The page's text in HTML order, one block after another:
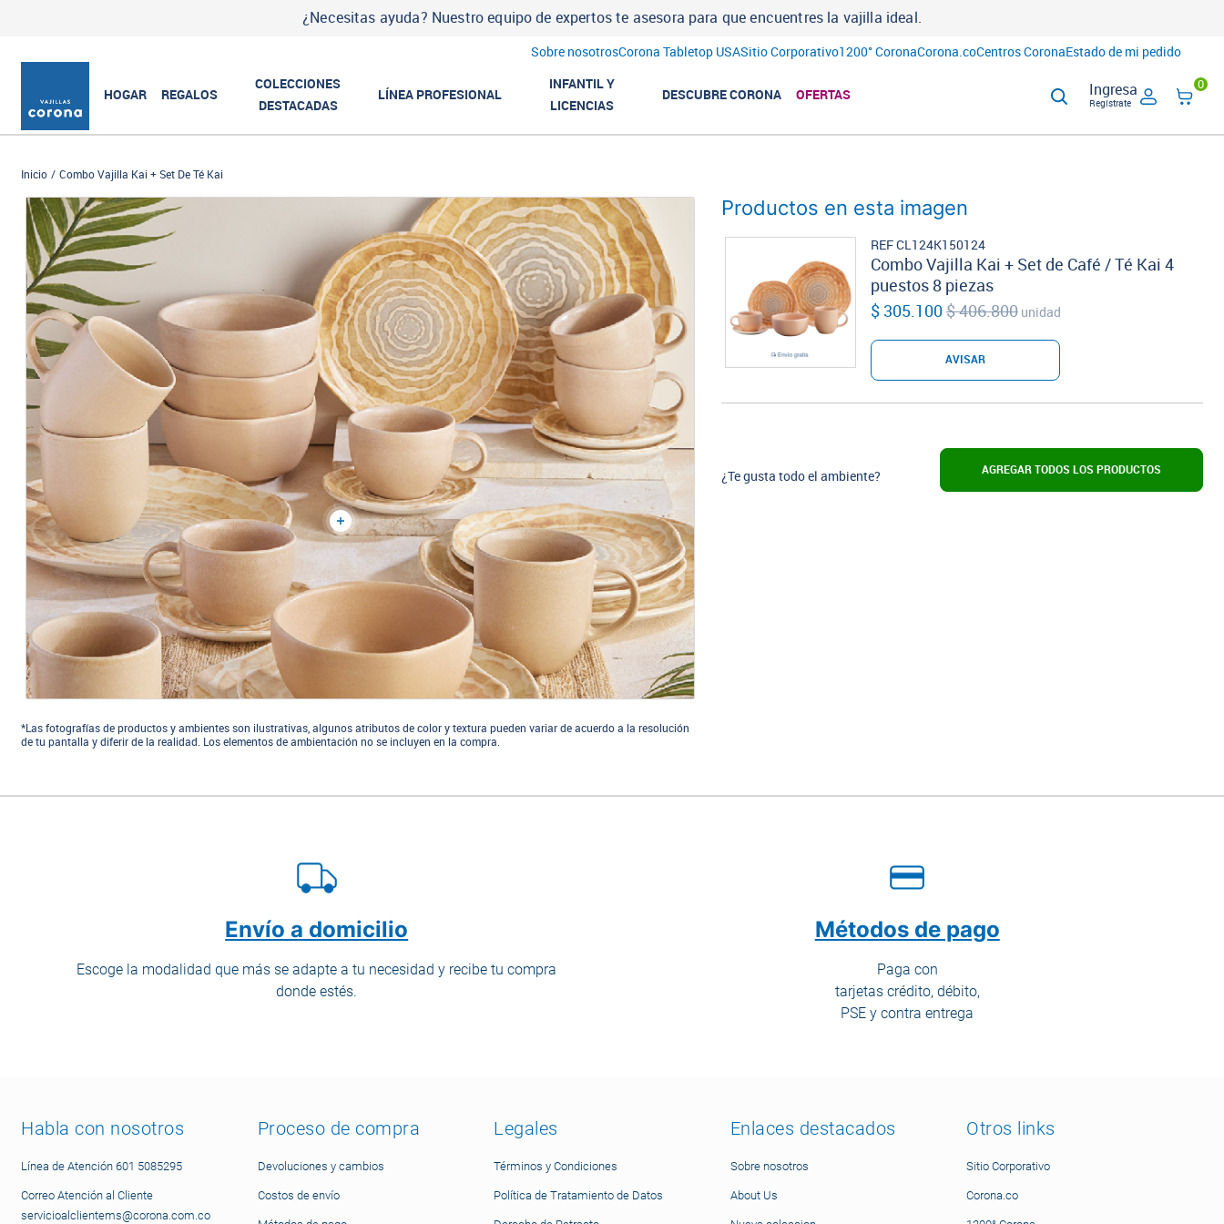
¿Necesitas ayuda? Nuestro equipo de expertos te asesora para que encuentres la vajilla ideal.
Sobre nosotrosCorona Tabletop USASitio Corporativo1200° CoronaCorona.coCentros CoronaEstado de mi pedido
HOGAR REGALOS
COLECCIONES
DESTACADAS
LÍNEA PROFESIONAL
INFANTIL Y
LICENCIAS
DESCUBRE CORONA OFERTAS Ingresa
Regístrate
0
Inicio Combo Vajilla Kai + Set De Té Kai
*Las fotografías de productos y ambientes son ilustrativas, algunos atributos de color y textura pueden variar de acuerdo a la resolución
de tu pantalla y diferir de la realidad. Los elementos de ambientación no se incluyen en la compra.
Productos en esta imagen
REF CL124K150124
Combo Vajilla Kai + Set de Café / Té Kai 4
puestos 8 piezas
$ 305.100$ 406.800unidad
AVISAR
¿Te gusta todo el ambiente? AGREGAR TODOS LOS PRODUCTOS
Envío a domicilio
Escoge la modalidad que más se adapte a tu necesidad y recibe tu compra
donde estés.
Métodos de pago
Paga con
tarjetas crédito, débito,
PSE y contra entrega
Habla con nosotros
Línea de Atención 601 5085295
Correo Atención al Cliente
servicioalclientems@corona.com.co
Proceso de compra
Devoluciones y cambios
Costos de envío
Legales
Términos y Condiciones
Política de Tratamiento de Datos
Enlaces destacados
Sobre nosotros
About Us
Otros links
Sitio Corporativo
Corona.co